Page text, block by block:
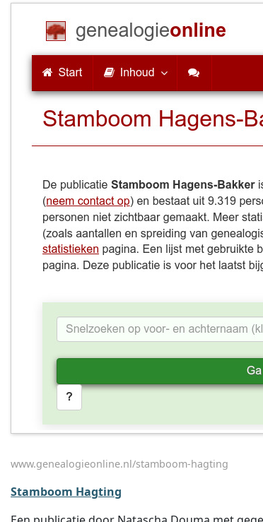
www.genealogieonline.nl/stamboom-hagting
Stamboom Hagting